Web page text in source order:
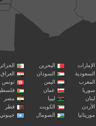
البحرين
الجزائر
السودان
العراق
اليمن
تونس
عمان
فلسطين
ليبيا
مصر
الكويت
قطر
الصومال جيبوتي